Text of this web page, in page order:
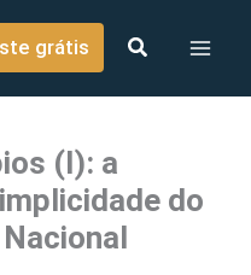
grátis
(I): a
do